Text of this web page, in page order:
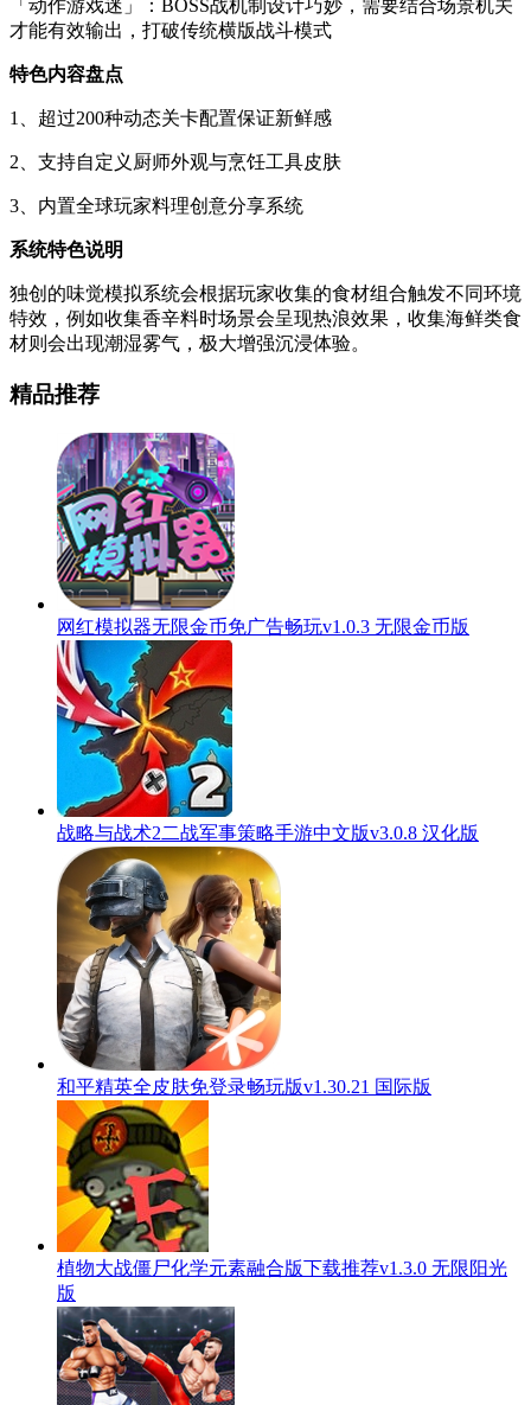
「动作游戏迷」：BOSS战机制设计巧妙，需要结合场景机关
才能有效输出，打破传统横版战斗模式
特色内容盘点
1、超过200种动态关卡配置保证新鲜感
2、支持自定义厨师外观与烹饪工具皮肤
3、内置全球玩家料理创意分享系统
系统特色说明
独创的味觉模拟系统会根据玩家收集的食材组合触发不同环境
特效，例如收集香辛料时场景会呈现热浪效果，收集海鲜类食
材则会出现潮湿雾气，极大增强沉浸体验。
精品推荐
网红模拟器无限金币免广告畅玩v1.0.3 无限金币版
战略与战术2二战军事策略手游中文版v3.0.8 汉化版
和平精英全皮肤免登录畅玩版v1.30.21 国际版
植物大战僵尸化学元素融合版下载推荐v1.3.0 无限阳光
版